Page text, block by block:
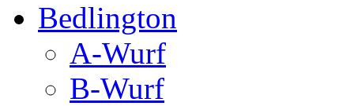
Bedlington
A-Wurf
B-Wurf